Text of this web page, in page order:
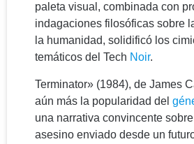
paleta visual, combinada con
indagaciones filosóficas sobre
la humanidad, solidificó los
temáticos del Tech Noir.
Terminator» (1984), de James
aún más la popularidad del
una narrativa convincente
asesino enviado desde un